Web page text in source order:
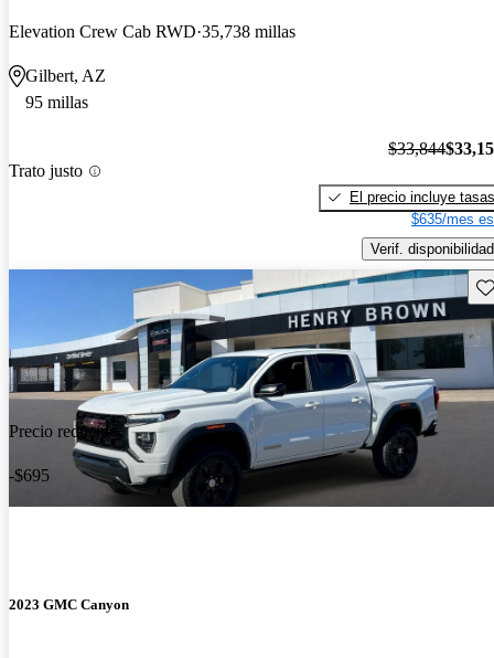
Elevation Crew Cab RWD 35,738 millas
Gilbert, AZ
95 millas
Trato justo
$33,844
El precio incluye tasas
$635/mes
Verif. disponibilidad
Precio reducido
-$695
2023 GMC Canyon